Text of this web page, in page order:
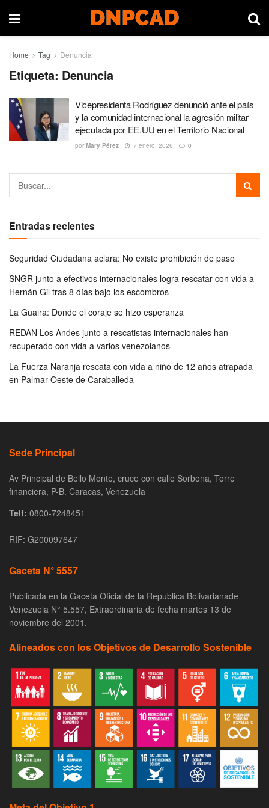
Home Tag Denuncia
Etiqueta: Denuncia
Vicepresidenta Rodríguez denunció ante el país
y la comunidad internacional la agresión militar
ejecutada por EE.UU en el Territorio Nacional
por Mary Pérez 7 enero, 2026 0
Entradas recientes
Seguridad Ciudadana aclara: No existe prohibición de paso
SNGR junto a efectivos internacionales logra rescatar con vida a
Hernán Gil tras 8 días bajo los escombros
La Guaira: Donde el coraje se hizo esperanza
REDAN Los Andes junto a rescatistas internacionales han
recuperado con vida a varios venezolanos
La Fuerza Naranja rescata con vida a niño de 12 años atrapada
en Palmar Oeste de Caraballeda
Sede Principal
Av Principal de Bello Monte, cruce con calle Sorbona, Torre
financiera, P-B. Caracas, Venezuela
Telf: 0800-7248451
RIF: G200097647
Gaceta N° 5557
Publicada en la Gaceta Oficial de la Republica Bolivarianade
Venezuela N° 5.557, Extraordinaria de fecha martes 13 de
noviembre del 2001.
Alineados con los Objetivos de Desarrollo Sostenible